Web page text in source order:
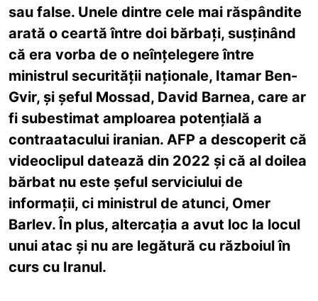
sau false. Unele dintre cele mai răspândite
arată o ceartă între doi bărbați, susținând
că era vorba de o neînțelegere între
ministrul securității naționale, Itamar Ben-
Gvir, și șeful Mossad, David Barnea, care ar
fi subestimat amploarea potențială a
contraatacului iranian. AFP a descoperit că
videoclipul datează din 2022 și că al doilea
bărbat nu este șeful serviciului de
informații, ci ministrul de atunci, Omer
Barlev. În plus, altercația a avut loc la locul
unui atac și nu are legătură cu războiul în
curs cu Iranul.